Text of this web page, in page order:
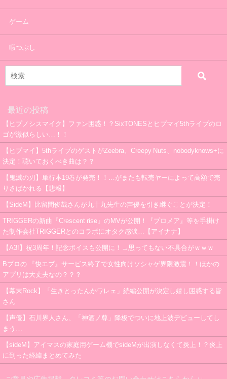
ゲーム
暇つぶし
最近の投稿
【ヒプノシスマイク】ファン困惑！？SixTONESとヒプマイ5thライブのロ
ゴが激似らしい…！！
【ヒプマイ】5thライブのゲストがZeebra、Creepy Nuts、nobodyknows+に
決定！聴いておくべき曲は？？
【鬼滅の刃】単行本19巻が発売！！…がまたも転売ヤーによって高額で売
りさばかれる【悲報】
【SideM】比留間俊哉さんが九十九先生の声優を引き継ぐことが決定！
TRIGGERの新曲『Crescent rise』のMVが公開！『プロメア』等を手掛け
た制作会社TRIGGERとのコラボにオタク感涙…【アイナナ】
【A3!】祝3周年！記念ボイスも公開に！→思ってもない不具合がｗｗｗ
Bプロの 『快エブ』サービス終了で女性向けソシャゲ界隈激震！！ほかの
アプリは大丈夫なの？？？
【幕末Rock】「生きとったんかワレェ」続編公開が決定し嬉し困惑する皆
さん
【声優】石川界人さん、「神酒ノ尊」降板でついに地上波デビューしてし
まう…
【sideM】アイマスの家庭用ゲーム機でsideMが出演しなくて炎上！？炎上
に到った経緯まとめてみた